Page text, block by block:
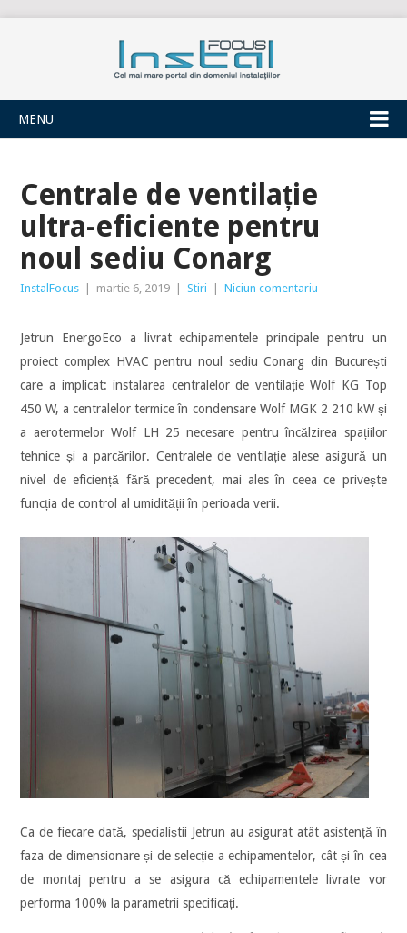
INSTALFOCUS
MENU
Centrale de ventilație
ultra-eficiente pentru
noul sediu Conarg
InstalFocus martie 6, 2019 Stiri Niciun comentariu
Jetrun EnergoEco a livrat echipamentele principale pentru un
proiect complex HVAC pentru noul sediu Conarg din București
care a implicat: instalarea centralelor de ventilație Wolf KG Top
450 W, a centralelor termice în condensare Wolf MGK 2 210 kW și
a aerotermelor Wolf LH 25 necesare pentru încălzirea spațiilor
tehnice și a parcărilor. Centralele de ventilație alese asigură un
nivel de eficiență fără precedent, mai ales în ceea ce privește
funcția de control al umidității în perioada verii.
Ca de fiecare dată, specialiștii Jetrun au asigurat atât asistență în
faza de dimensionare și de selecție a echipamentelor, cât și în cea
de montaj pentru a se asigura că echipamentele livrate vor
performa 100% la parametrii specificați.